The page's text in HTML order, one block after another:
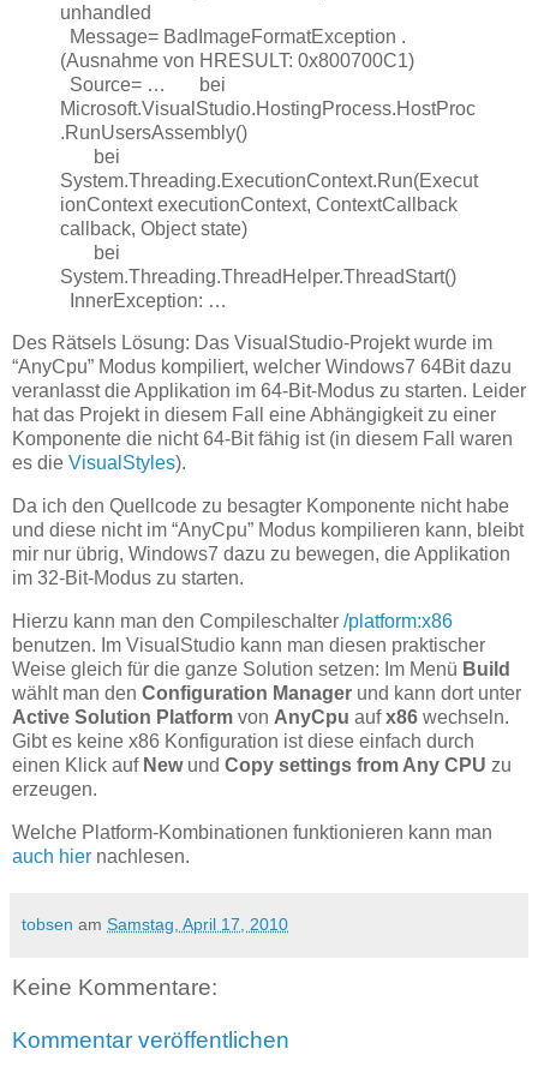
unhandled
Message= BadImageFormatException .
(Ausnahme von HRESULT: 0x800700C1)
Source= … bei
Microsoft.VisualStudio.HostingProcess.HostProc
.RunUsersAssembly()
bei
System.Threading.ExecutionContext.Run(Execut
ionContext executionContext, ContextCallback
callback, Object state)
bei
System.Threading.ThreadHelper.ThreadStart()
InnerException: …
Des Rätsels Lösung: Das VisualStudio-Projekt wurde im
“AnyCpu” Modus kompiliert, welcher Windows7 64Bit dazu
veranlasst die Applikation im 64-Bit-Modus zu starten. Leider
hat das Projekt in diesem Fall eine Abhängigkeit zu einer
Komponente die nicht 64-Bit fähig ist (in diesem Fall waren
es die VisualStyles).
Da ich den Quellcode zu besagter Komponente nicht habe
und diese nicht im “AnyCpu” Modus kompilieren kann, bleibt
mir nur übrig, Windows7 dazu zu bewegen, die Applikation
im 32-Bit-Modus zu starten.
Hierzu kann man den Compileschalter /platform:x86
benutzen. Im VisualStudio kann man diesen praktischer
Weise gleich für die ganze Solution setzen: Im Menü Build
wählt man den Configuration Manager und kann dort unter
Active Solution Platform von AnyCpu aufx86 wechseln.
Gibt es keine x86 Konfiguration ist diese einfach durch
einen Klick auf Newund Copy settings from Any CPU zu
erzeugen.
Welche Platform-Kombinationen funktionieren kann man
auch hier nachlesen.
tobsen am Samstag, April 17, 2010
Keine Kommentare:
Kommentar veröffentlichen